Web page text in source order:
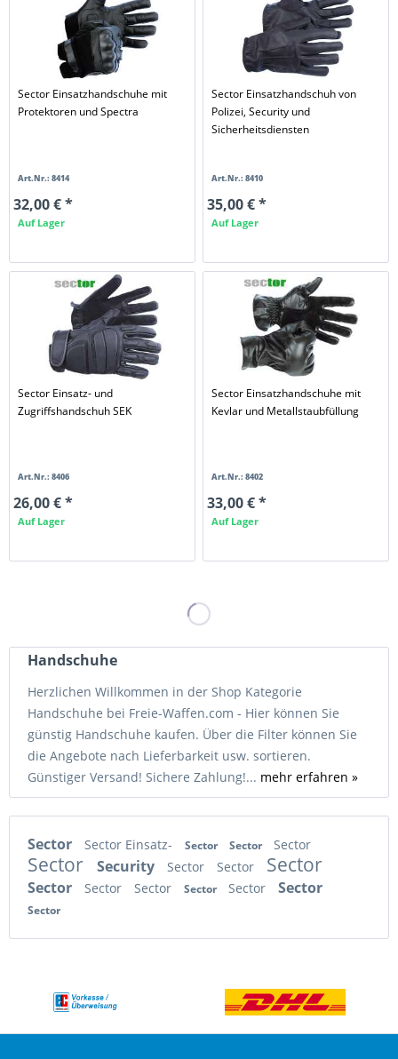
Sector Einsatzhandschuhe mit
Protektoren und Spectra
Art.Nr.: 8414
32,00 € *
Auf Lager
Sector Einsatzhandschuh von
Polizei, Security und
Sicherheitsdiensten
Art.Nr.: 8410
35,00 € *
Auf Lager
Sector Einsatz- und
Zugriffshandschuh SEK
Art.Nr.: 8406
26,00 € *
Auf Lager
Sector Einsatzhandschuhe mit
Kevlar und Metallstaubfüllung
Art.Nr.: 8402
33,00 € *
Auf Lager
Handschuhe
Herzlichen Willkommen in der Shop Kategorie
Handschuhe bei Freie-Waffen.com - Hier können Sie
günstig Handschuhe kaufen. Über die Filter können Sie
die Angebote nach Lieferbarkeit usw. sortieren.
Günstiger Versand! Sichere Zahlung!... mehr erfahren »
Sector Sector Einsatz- Sector Sector Sector
Sector Security Sector Sector Sector
Sector Sector Sector Sector Sector Sector
Sector